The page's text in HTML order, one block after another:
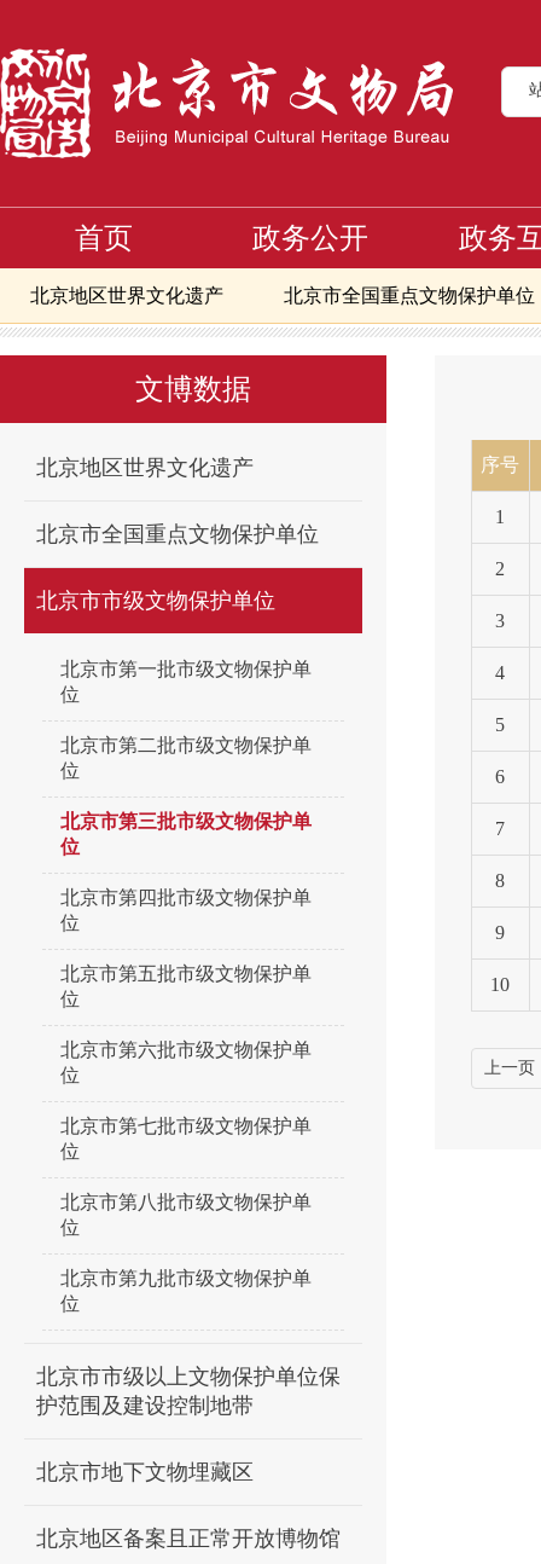
首页 政务公开 政务
北京地区世界文化遗产 北京市全国重点文物保护单位
北京市地下文物埋藏区 北京地区备案且正常开放博物
北京市可移动文物修复资质单位信息
核心区备案且正常开放博物馆 北京文物艺术品交易指
首页>文博数据>北京市市级文物保护单位>北京市第三批市
文博数据
北京地区世界文化遗产
北京市全国重点文物保护单位
北京市市级文物保护单位
北京市第一批市级文物保护单
位
北京市第二批市级文物保护单
位
北京市第三批市级文物保护单
位
北京市第四批市级文物保护单
位
北京市第五批市级文物保护单
位
北京市第六批市级文物保护单
位
北京市第七批市级文物保护单
位
北京市第八批市级文物保护单
位
北京市第九批市级文物保护单
位
北京市市级以上文物保护单位保
护范围及建设控制地带
北京市地下文物埋藏区
北京地区备案且正常开放博物馆
序号
1
2
3
4
5
6
7
8
9
10
上一页